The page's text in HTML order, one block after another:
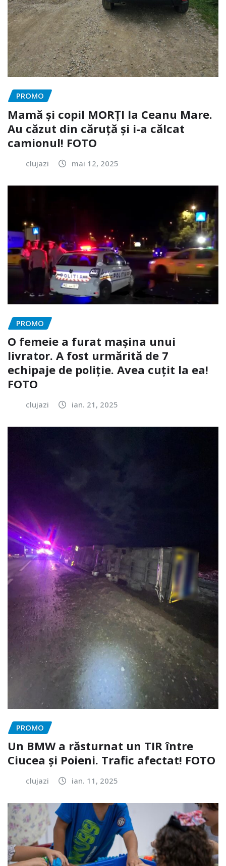
PROMO
Mamă și copil MORȚI la Ceanu Mare.
Au căzut din căruță și i-a călcat
camionul! FOTO
clujazi mai 12, 2025
PROMO
O femeie a furat mașina unui
livrator. A fost urmărită de 7
echipaje de poliție. Avea cuțit la ea!
FOTO
clujazi ian. 21, 2025
PROMO
Un BMW a răsturnat un TIR între
Ciucea și Poieni. Trafic afectat! FOTO
clujazi ian. 11, 2025